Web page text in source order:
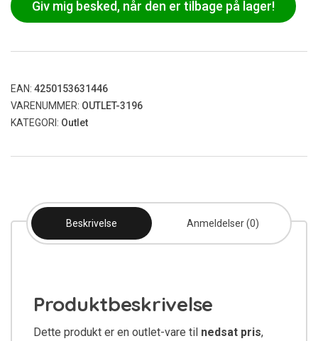
Giv mig besked, når den er tilbage på lager!
EAN: 4250153631446
VARENUMMER: OUTLET-3196
KATEGORI: Outlet
Beskrivelse Anmeldelser (0)
Produktbeskrivelse
Dette produkt er en outlet-vare til nedsat pris,